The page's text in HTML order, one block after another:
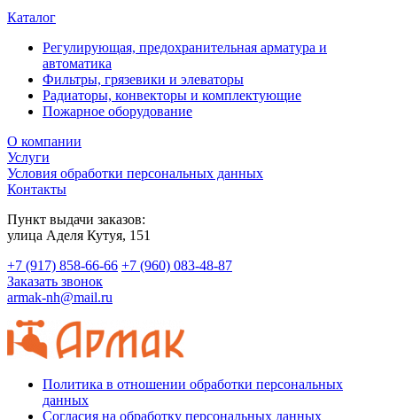
Каталог
Регулирующая, предохранительная арматура и
автоматика
Фильтры, грязевики и элеваторы
Радиаторы, конвекторы и комплектующие
Пожарное оборудование
О компании
Услуги
Условия обработки персональных данных
Контакты
Пункт выдачи заказов:
​улица Аделя Кутуя, 151
+7 (917) 858-66-66 +7 (960) 083-48-87
Заказать звонок
armak-nh@mail.ru
Политика в отношении обработки персональных
данных
Согласия на обработку персональных данных